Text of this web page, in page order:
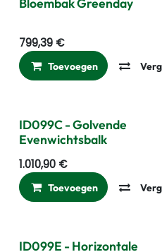
799,39 €
Toevoegen
ID099C - Golvende
Evenwichtsbalk
1.010,90 €
Toevoegen
ID099E - Horizontale